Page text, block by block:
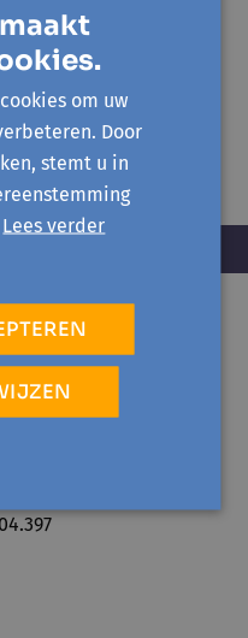
Move she does
en vrouwen die
voertuigen. Het
een boek.
om uw
Door
stemt u in
Lees verder